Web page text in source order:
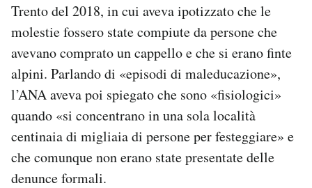
Trento del 2018, in cui aveva ipotizzato che le
molestie fossero state compiute da persone che
avevano comprato un cappello e che si erano finte
alpini. Parlando di «episodi di maleducazione»,
l’ANA aveva poi spiegato che sono «fisiologici»
quando «si concentrano in una sola località
centinaia di migliaia di persone per festeggiare» e
che comunque non erano state presentate delle
denunce formali.